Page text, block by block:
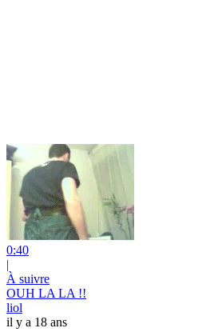
0:40
|
À suivre
OUH LA LA !!
liol
il y a 18 ans